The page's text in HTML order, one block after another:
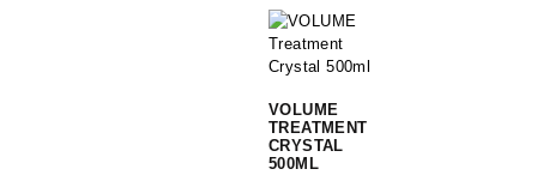
VOLUME
TREATMENT
CRYSTAL
500ML